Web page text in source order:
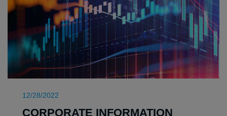
12/28/2022
CORPORATE INFORMATION